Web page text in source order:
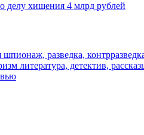
делу хищения 4 млрд рублей
шпионаж, разведка,
литература, детектив,